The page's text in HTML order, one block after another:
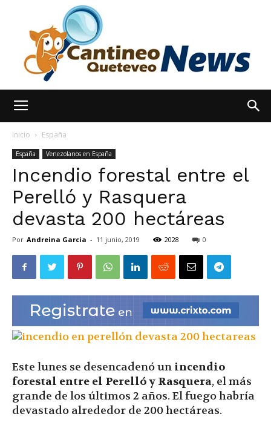
Noticias
hoy
|
Ultima
Hora
Inicio España
España Venezolanos en España
Incendio forestal entre el
Perelló y Rasquera
devasta 200 hectáreas
Por Andreina Garcia - 11 junio, 2019 2028 0
Este lunes se desencadenó un incendio
forestal entre el Perelló y Rasquera, el más
grande de los últimos 2 años. El fuego habría
devastado alrededor de 200 hectáreas.